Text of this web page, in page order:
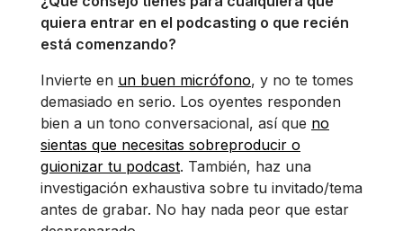
quiera entrar en el podcasting o que recién
está comenzando?
Invierte en un buen micrófono, y no te tomes
demasiado en serio. Los oyentes responden
bien a un tono conversacional, así que no
sientas que necesitas sobreproducir o
guionizar tu podcast. También, haz una
investigación exhaustiva sobre tu invitado/tema
antes de grabar. No hay nada peor que estar